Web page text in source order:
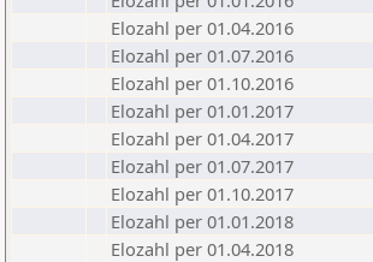
Elozahl per 01.04.2016
Elozahl per 01.07.2016
Elozahl per 01.10.2016
Elozahl per 01.01.2017
Elozahl per 01.04.2017
Elozahl per 01.07.2017
Elozahl per 01.10.2017
Elozahl per 01.01.2018
Elozahl per 01.04.2018